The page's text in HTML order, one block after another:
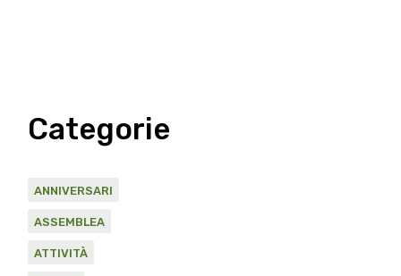
Categorie
ANNIVERSARI
ASSEMBLEA
ATTIVITÀ